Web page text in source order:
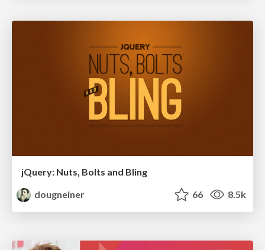
jQuery: Nuts, Bolts and Bling
dougneiner
66 8.5k